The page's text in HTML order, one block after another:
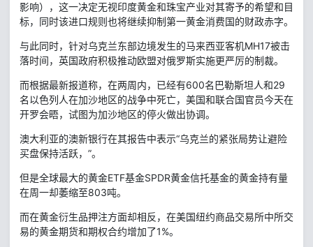
影响），这一决定无视印度黄金和珠宝产业对其寄予的希望和目
标，同时该进口规则也将继续抑制第一黄金消费国的财政赤字。
与此同时，针对乌克兰东部边境发生的马来西亚客机MH17被击
落时间，英国政府积极推动欧盟对俄罗斯实施更严厉的制裁。
而根据最新报道称，在两周内，已经有600名巴勒斯坦人和29
名以色列人在加沙地区的战争中死亡，美国和联合国官员今天在
开罗会晤，试图为加沙地区的停火做出协调。
澳大利亚的澳新银行在其报告中表示“乌克兰的紧张局势让避险
买盘保持活跃，”。
但是全球最大的黄金ETF基金SPDR黄金信托基金的黄金持有量
在周一却萎缩至803吨。
而在黄金衍生品押注方面却相反，在美国纽约商品交易所中所交
易的黄金期货和期权合约增加了1%。